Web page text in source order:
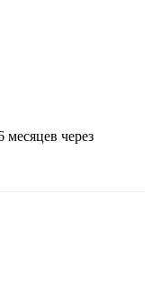
месяцев через